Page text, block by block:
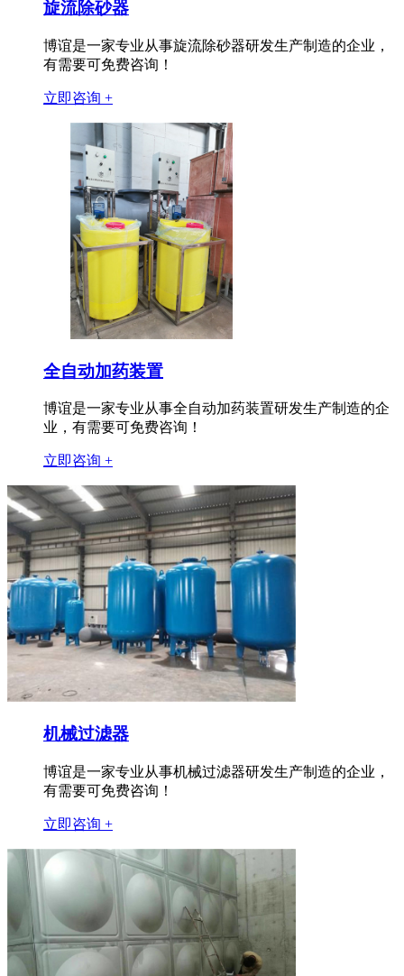
旋流除砂器
博谊是一家专业从事旋流除砂器研发生产制造的企业，
有需要可免费咨询！
立即咨询 +
全自动加药装置
博谊是一家专业从事全自动加药装置研发生产制造的企
业，有需要可免费咨询！
立即咨询 +
机械过滤器
博谊是一家专业从事机械过滤器研发生产制造的企业，
有需要可免费咨询！
立即咨询 +